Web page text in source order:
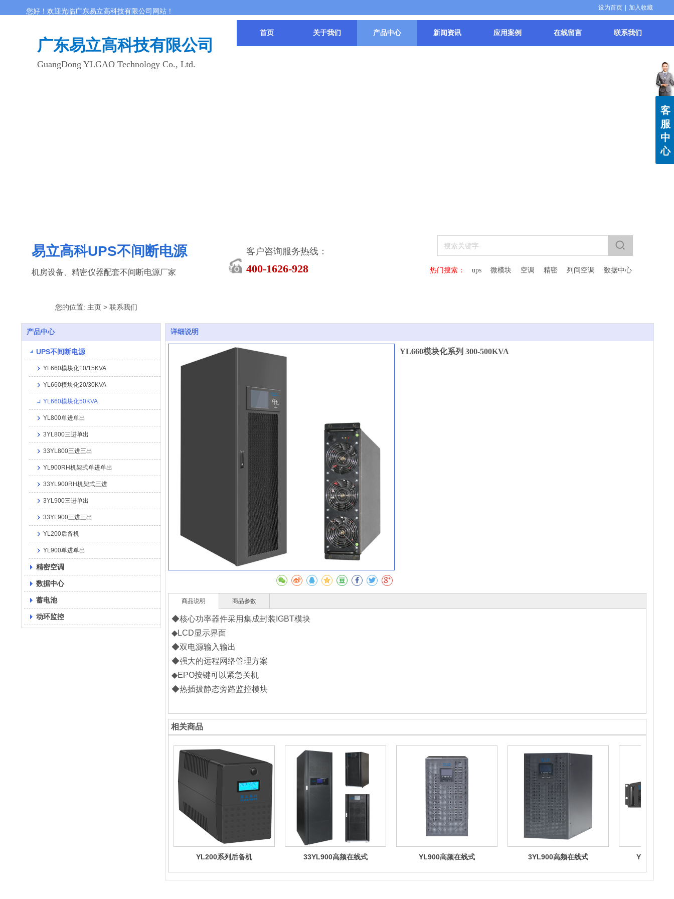
您好！欢迎光临广东易立高科技有限公司网站！
GuangDong YLGAO Technology Co., Ltd.
广东易立高科技有限公司
首页 关于我们 产品中心 新闻资讯 应用案例 在线留言 联系我们
设为首页 加入收藏
易立高科UPS不间断电源
机房设备、精密仪器配套不间断电源厂家
客户咨询服务热线：
400-1626-928 热门搜索： ups 微模块 空调 精密 列间空调 数据中心
您的位置: 主页 > 联系我们
产品中心
UPS不间断电源
YL660模块化10/15KVA
YL660模块化20/30KVA
YL660模块化50KVA
YL800单进单出
3YL800三进单出
33YL800三进三出
YL900RH机架式单进单出
33YL900RH机架式三进
3YL900三进单出
33YL900三进三出
YL200后备机
YL900单进单出
精密空调
数据中心
蓄电池
动环监控
详细说明
YL660模块化系列 300-500KVA
商品说明 商品参数
◆核心功率器件采用集成封装IGBT模块
◆LCD显示界面
◆双电源输入输出
◆强大的远程网络管理方案
◆EPO按键可以紧急关机
◆热插拔静态旁路监控模块
相关商品
YL200系列后备机 33YL900高频在线式 YL900高频在线式 3YL900高频在线式 YL900RH
客
服
中
心